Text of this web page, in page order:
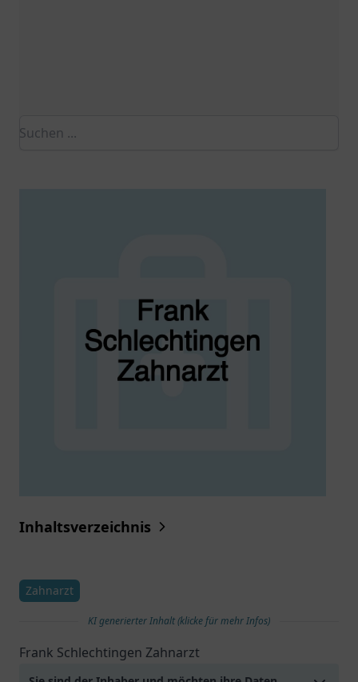
Inhaltsverzeichnis
Zahnarzt
KI generierter Inhalt (klicke für mehr Infos)
Frank Schlechtingen Zahnarzt